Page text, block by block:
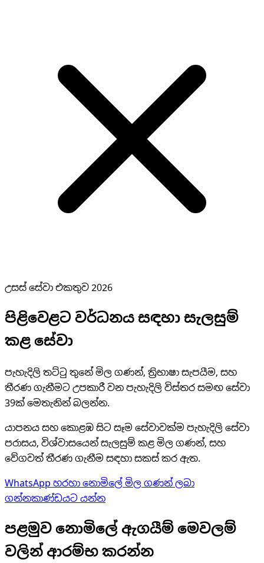
උසස් සේවා එකතුව 2026
පිළිවෙළට වර්ධනය සඳහා සැලසුම්
කළ සේවා
පැහැදිලි තට්ටු තුනේ මිල ගණන්, ත්‍රිභාෂා සැපයීම, සහ
තීරණ ගැනීමට උපකාරී වන පැහැදිලි විස්තර සමඟ සේවා
39ක් මෙතැනින් බලන්න.
යාපනය සහ කොළඹ සිට සෑම සේවාවක්ම පැහැදිලි සේවා
පරාසය, විශ්වාසයෙන් සැලසුම් කළ මිල ගණන්, සහ
වේගවත් තීරණ ගැනීම සඳහා සකස් කර ඇත.
WhatsApp හරහා නොමිලේ මිල ගණන් ලබා
ගන්නකාණ්ඩයට යන්න
පළමුව නොමිලේ ඇගයීම් මෙවලම්
වලින් ආරම්භ කරන්න